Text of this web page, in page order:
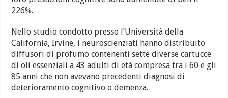
226%.
Nello studio condotto presso l’Università della
California, Irvine, i neuroscienziati hanno distribuito
diffusori di profumo contenenti sette diverse cartucce
di oli essenziali a 43 adulti di età compresa tra i 60 e gli
85 anni che non avevano precedenti diagnosi di
deterioramento cognitivo o demenza.